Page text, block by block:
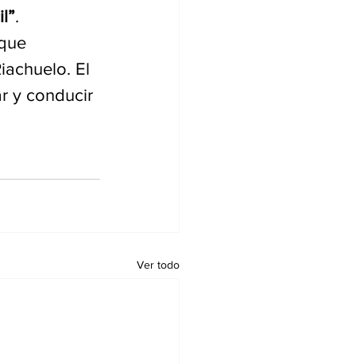
.
El
y conducir
Ver todo